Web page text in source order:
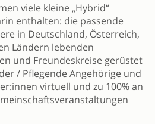
viele kleine „Hybrid“
enthalten: die passende
in Deutschland, Österreich,
Ländern lebenden
und Freundeskreise gerüstet
/ Pflegende Angehörige und
virtuell und zu 100% an